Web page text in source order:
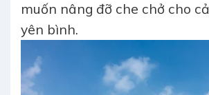
muốn nâng đỡ che chở cho
yên bình.